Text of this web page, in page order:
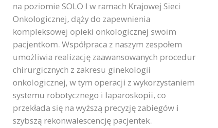
na poziomie SOLO I w ramach Krajowej Sieci
Onkologicznej, dąży do zapewnienia
kompleksowej opieki onkologicznej swoim
pacjentkom. Współpraca z naszym zespołem
umożliwia realizację zaawansowanych procedur
chirurgicznych z zakresu ginekologii
onkologicznej, w tym operacji z wykorzystaniem
systemu robotycznego i laparoskopii, co
przekłada się na wyższą precyzję zabiegów i
szybszą rekonwalescencję pacjentek.